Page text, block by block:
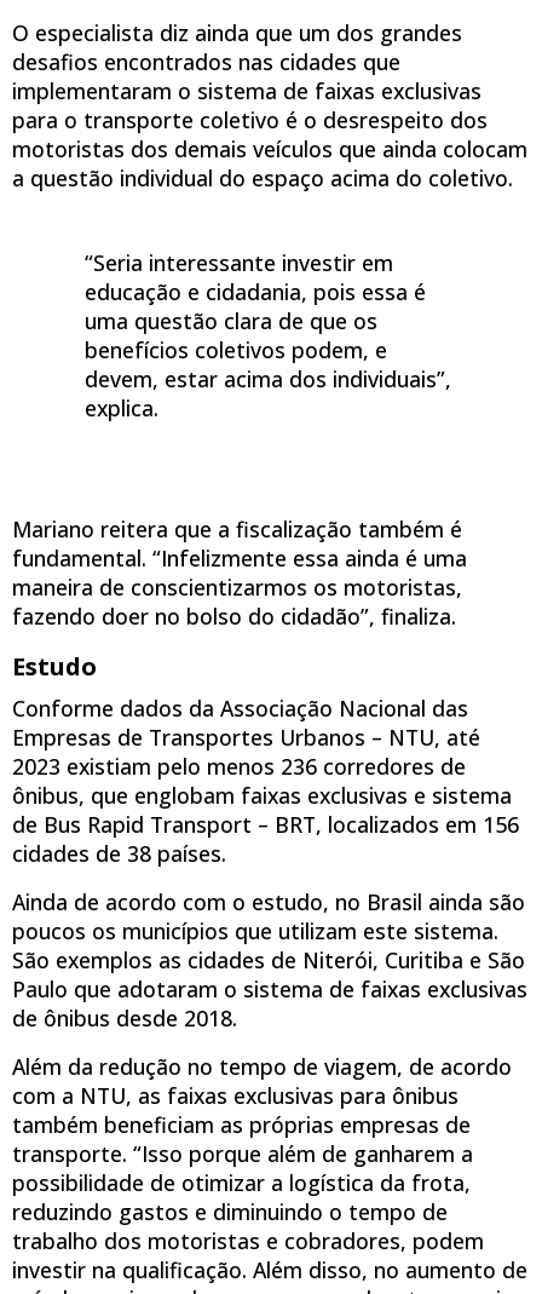
O especialista diz ainda que um dos grandes
desafios encontrados nas cidades que
implementaram o sistema de faixas exclusivas
para o transporte coletivo é o desrespeito dos
motoristas dos demais veículos que ainda colocam
a questão individual do espaço acima do coletivo.
“Seria interessante investir em
educação e cidadania, pois essa é
uma questão clara de que os
benefícios coletivos podem, e
devem, estar acima dos individuais”,
explica.
Mariano reitera que a fiscalização também é
fundamental. “Infelizmente essa ainda é uma
maneira de conscientizarmos os motoristas,
fazendo doer no bolso do cidadão”, finaliza.
Estudo
Conforme dados da Associação Nacional das
Empresas de Transportes Urbanos – NTU, até
2023 existiam pelo menos 236 corredores de
ônibus, que englobam faixas exclusivas e sistema
de Bus Rapid Transport – BRT, localizados em 156
cidades de 38 países.
Ainda de acordo com o estudo, no Brasil ainda são
poucos os municípios que utilizam este sistema.
São exemplos as cidades de Niterói, Curitiba e São
Paulo que adotaram o sistema de faixas exclusivas
de ônibus desde 2018.
Além da redução no tempo de viagem, de acordo
com a NTU, as faixas exclusivas para ônibus
também beneficiam as próprias empresas de
transporte. “Isso porque além de ganharem a
possibilidade de otimizar a logística da frota,
reduzindo gastos e diminuindo o tempo de
trabalho dos motoristas e cobradores, podem
investir na qualificação. Além disso, no aumento de